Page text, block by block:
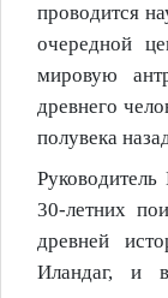
проводится
очередной
мировую
древнего
полувека
30-летних
древней
Иландаг, и